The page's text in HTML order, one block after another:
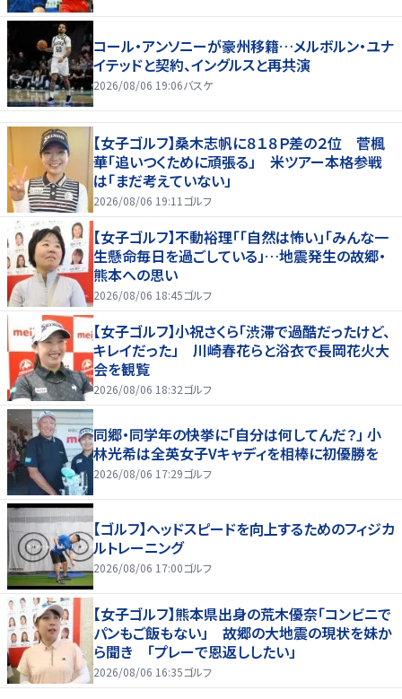
コール・アンソニーが豪州移籍…メルボルン・ユナ
イテッドと契約、イングルスと再共演
2026/08/06 19:06バスケ
【女子ゴルフ】桑木志帆に８１８Ｐ差の２位 菅楓
華「追いつくために頑張る」 米ツアー本格参戦
は「まだ考えていない」
2026/08/06 19:11 ゴルフ
【女子ゴルフ】不動裕理「「自然は怖い」「みんな一
生懸命毎日を過ごしている」…地震発生の故郷・
熊本への思い
2026/08/06 18:45ゴルフ
【女子ゴルフ】小祝さくら「渋滞で過酷だったけど、
キレイだった」 川崎春花らと浴衣で長岡花火大
会を観覧
2026/08/06 18:32ゴルフ
同郷・同学年の快挙に「自分は何してんだ？」 小
林光希は全英女子Vキャディを相棒に初優勝を
2026/08/06 17:29ゴルフ
【ゴルフ】ヘッドスピードを向上するためのフィジカ
ルトレーニング
2026/08/06 17:00ゴルフ
【女子ゴルフ】熊本県出身の荒木優奈「コンビニで
パンもご飯もない」 故郷の大地震の現状を妹か
ら聞き 「プレーで恩返ししたい」
2026/08/06 16:35ゴルフ